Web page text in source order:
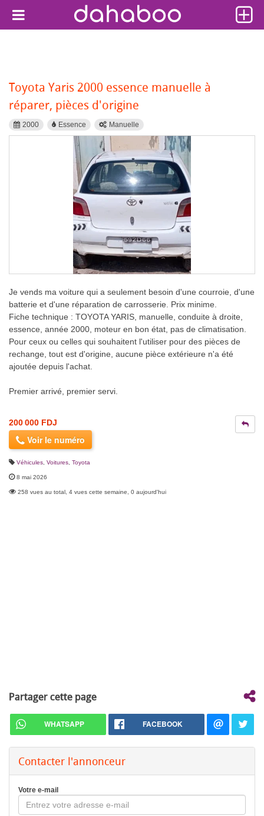
Toyota Yaris 2000 essence manuelle à
réparer, pièces d'origine
2000 Essence Manuelle
Je vends ma voiture qui a seulement besoin d'une courroie, d'une
batterie et d'une réparation de carrosserie. Prix minime.
Fiche technique : TOYOTA YARIS, manuelle, conduite à droite,
essence, année 2000, moteur en bon état, pas de climatisation.
Pour ceux ou celles qui souhaitent l'utiliser pour des pièces de
rechange, tout est d'origine, aucune pièce extérieure n'a été
ajoutée depuis l'achat.
Premier arrivé, premier servi.
200 000 FDJ
Voir le numéro
Véhicules Voitures Toyota
8 mai 2026
258 vues au total, 4 vues cette semaine, 0 aujourd'hui
Partager cette page
WHATSAPP FACEBOOK
Contacter l'annonceur
Votre e-mail